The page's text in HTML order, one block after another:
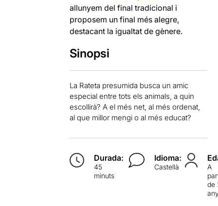
allunyem del final tradicional i
proposem un final més alegre,
destacant la igualtat de gènere.
Sinopsi
La Rateta presumida busca un amic
especial entre tots els animals, a quin
escollirà? A el més net, al més ordenat,
al que millor mengi o al més educat?
Durada:
45
minuts
Idioma:
Castellà
A
de